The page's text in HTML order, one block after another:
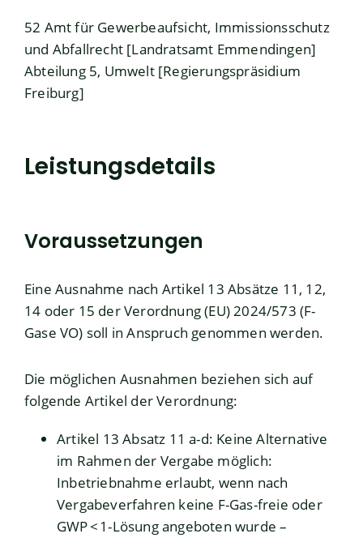
52 Amt für Gewerbeaufsicht, Immissionsschutz
und Abfallrecht [Landratsamt Emmendingen]
Abteilung 5, Umwelt [Regierungspräsidium
Freiburg]
Leistungsdetails
Voraussetzungen
Eine Ausnahme nach Artikel 13 Absätze 11, 12,
14 oder 15 der Verordnung (EU) 2024/573 (F-
Gase VO) soll in Anspruch genommen werden.
Die möglichen Ausnahmen beziehen sich auf
folgende Artikel der Verordnung:
Artikel 13 Absatz 11 a-d: Keine Alternative
im Rahmen der Vergabe möglich:
Inbetriebnahme erlaubt, wenn nach
Vergabeverfahren keine F-Gas-freie oder
GWP < 1-Lösung angeboten wurde –